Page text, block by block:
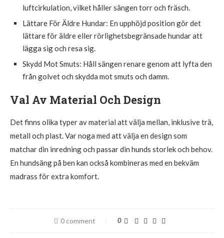
luftcirkulation, vilket håller sängen torr och fräsch.
Lättare För Äldre Hundar: En upphöjd position gör det
lättare för äldre eller rörlighetsbegränsade hundar att
lägga sig och resa sig.
Skydd Mot Smuts: Håll sängen renare genom att lyfta den
från golvet och skydda mot smuts och damm.
Val Av Material Och Design
Det finns olika typer av material att välja mellan, inklusive trä,
metall och plast. Var noga med att välja en design som
matchar din inredning och passar din hunds storlek och behov.
En hundsäng på ben kan också kombineras med en bekväm
madrass för extra komfort.
0 comment 0